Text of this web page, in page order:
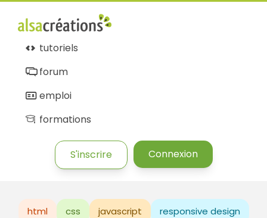
tutoriels
forum
emploi
formations
S'inscrire Connexion
html css javascript responsive design